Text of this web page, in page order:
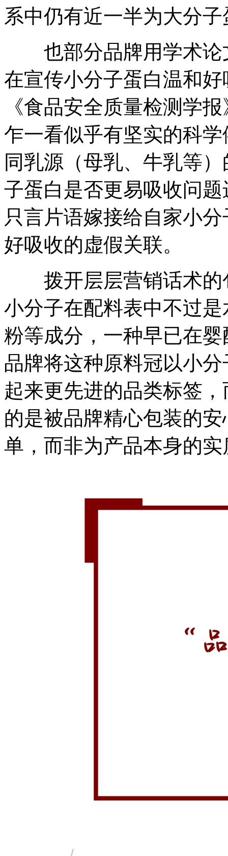
系中仍有近一半为大分
也部分品牌用学术论
在宣传小分子蛋白温和
《食品安全质量检测学
乍一看似乎有坚实的科
同乳源（母乳、牛乳等
子蛋白是否更易吸收问
只言片语嫁接给自家小
好吸收的虚假关联。
拨开层层营销话术的
小分子在配料表中不过
粉等成分，一种早已在
品牌将这种原料冠以小
起来更先进的品类标签
的是被品牌精心包装的
单，而非为产品本身的